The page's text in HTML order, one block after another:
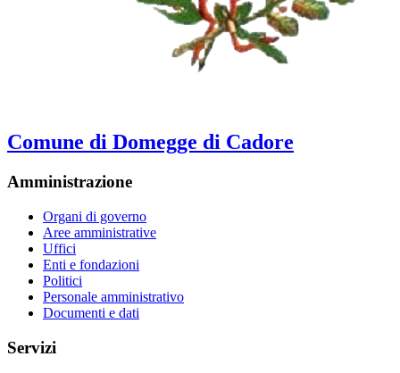
Comune di Domegge di Cadore
Amministrazione
Organi di governo
Aree amministrative
Uffici
Enti e fondazioni
Politici
Personale amministrativo
Documenti e dati
Servizi